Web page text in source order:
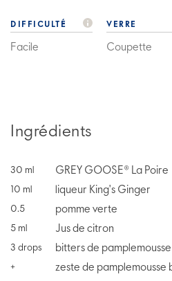
DIFFICULTÉ
Facile
VERRE
Coupette
Ingrédients
30 ml GREY GOOSE® La Poire
10 ml liqueur King's Ginger
0.5 pomme verte
5 ml Jus de citron
3 drops bitters de
+ zeste de pamplemousse